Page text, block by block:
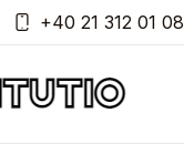
+40 21 312 01 08